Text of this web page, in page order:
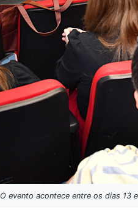
O evento acontece entre os dias 13